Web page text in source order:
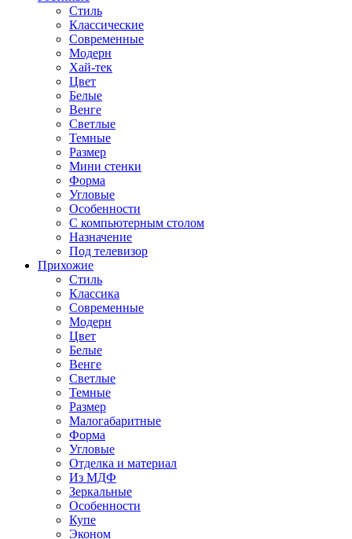
Стиль
Классические
Современные
Модерн
Хай-тек
Цвет
Белые
Венге
Светлые
Темные
Размер
Мини стенки
Форма
Угловые
Особенности
С компьютерным столом
Назначение
Под телевизор
Прихожие
Стиль
Классика
Современные
Модерн
Цвет
Белые
Венге
Светлые
Темные
Размер
Малогабаритные
Форма
Угловые
Отделка и материал
Из МДФ
Зеркальные
Особенности
Купе
Эконом